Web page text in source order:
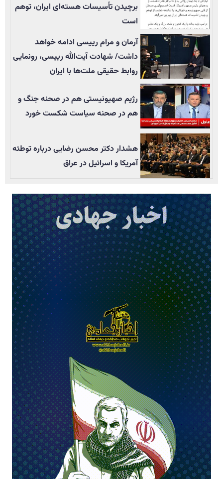
برچیدن تأسيسات هسته‌ای ایران، توهم
است
آرمان و مرام رییسی ادامه خواهد
داشت/ شهادت آیت‌الله رییسی، رونمایی
روابط حقیقی ملت‌ها با ایران
رژیم صهیونیستی هم در صحنه جنگ و
هم در صحنه سیاست شکست خورد
هشدار دکتر محسن رضایی درباره توطئه
آمریکا و اسرائیل در عراق